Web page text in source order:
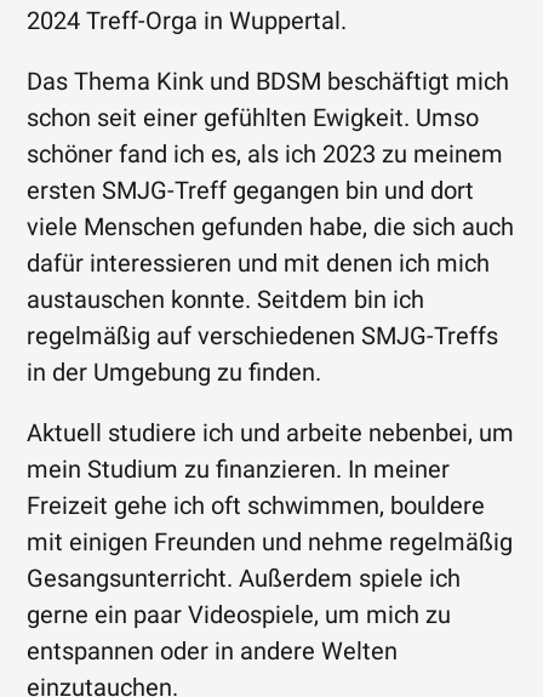
2024 Treff-Orga in Wuppertal.
Das Thema Kink und BDSM beschäftigt mich
schon seit einer gefühlten Ewigkeit. Umso
schöner fand ich es, als ich 2023 zu meinem
ersten SMJG-Treff gegangen bin und dort
viele Menschen gefunden habe, die sich auch
dafür interessieren und mit denen ich mich
austauschen konnte. Seitdem bin ich
regelmäßig auf verschiedenen SMJG-Treffs
in der Umgebung zu finden.
Aktuell studiere ich und arbeite nebenbei, um
mein Studium zu finanzieren. In meiner
Freizeit gehe ich oft schwimmen, bouldere
mit einigen Freunden und nehme regelmäßig
Gesangsunterricht. Außerdem spiele ich
gerne ein paar Videospiele, um mich zu
entspannen oder in andere Welten
einzutauchen.